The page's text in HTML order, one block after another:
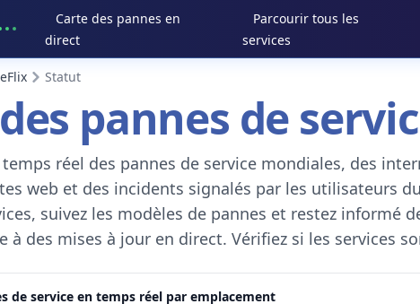
Carte des pannes en
direct
Parcourir tous les
services
Statut
pannes de
réel des pannes de service mondiales, des
web et des incidents signalés par les utilisateurs
suivez les modèles de pannes et restez informé
à des mises à jour en direct. Vérifiez si les services
de service en temps réel par emplacement